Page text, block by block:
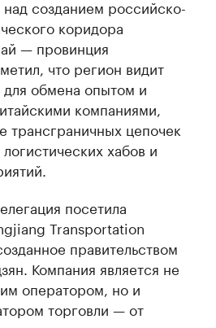
созданием российско-
коридора
— провинция
что регион видит
обмена опытом и
компаниями,
трансграничных цепочек
хабов и
посетила
Transportation
правительством
Компания является не
оператором, но и
торговли — от